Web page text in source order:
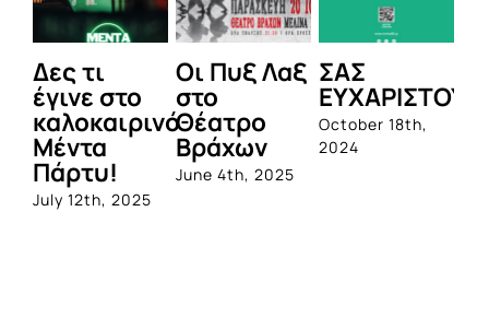
Οι Πυξ Λαξ
στο
Θέατρο
Βράχων
June 4th, 2025
ΣΑΣ
ΕΥΧΑΡΙΣΤΟΥΜΕ!
October 18th,
2024
BIOTIX: Η
1η
ολοκληρωμένη
σειρά